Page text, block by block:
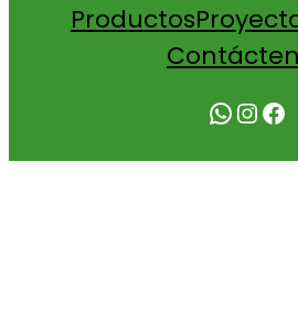
Productos
WhatsApp Instagram Facebook